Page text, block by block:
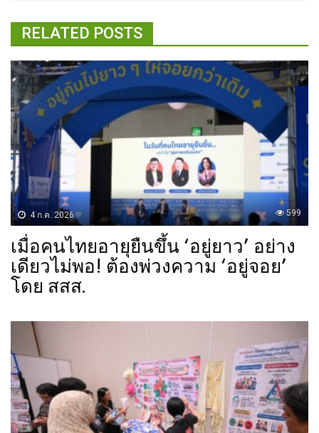
RELATED POSTS
4 ก.ค. 2026 599
เมื่อคนไทยอายุยืนขึ้น ‘อยู่ยาว’ อย่าง
เดียวไม่พอ! ต้องพ่วงความ ‘อยู่จอย’
โดย สสส.